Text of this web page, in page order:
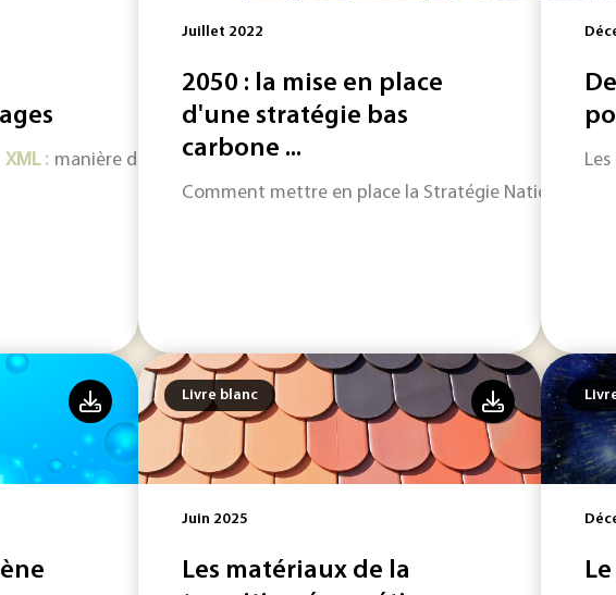
XML : manière de les produire, de les utiliser, de les requêter à travers
Juillet 2022
2050 : la mise en place
d'une stratégie bas
carbone ...
Comment mettre en place la Stratégie Nationale
Livre blanc
Juin 2025
Les matériaux de la